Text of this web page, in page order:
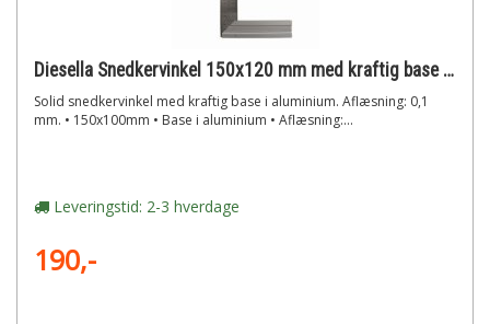
Diesella Snedkervinkel 150x120 mm med kraftig base i aluminium
Solid snedkervinkel med kraftig base i aluminium. Aflæsning: 0,1
mm. • 150x100mm • Base i aluminium • Aflæsning:...
Leveringstid: 2-3 hverdage
190,-